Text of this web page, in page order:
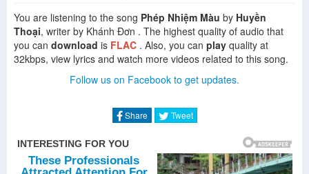
You are listening to the song Phép Nhiệm Màu by Huyền
Thoại, writer by Khánh Đơn . The highest quality of audio that
you can download is FLAC . Also, you can play quality at
32kbps, view lyrics and watch more videos related to this song.
Follow us on Facebook to get updates.
Share Tweet